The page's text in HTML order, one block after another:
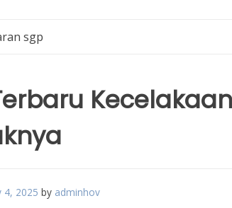
sgp
4, 2025 by adminhov